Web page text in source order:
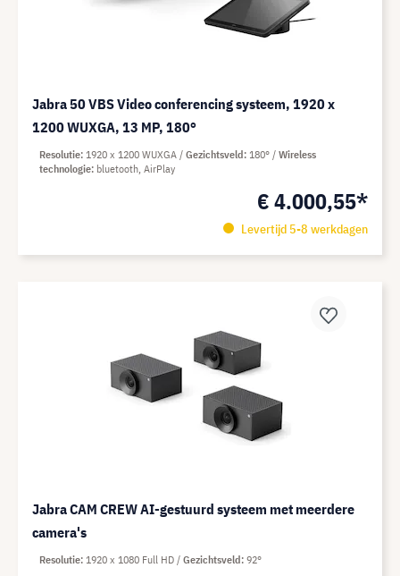
Jabra 50 VBS Video conferencing systeem, 1920 x
1200 WUXGA, 13 MP, 180°
€ 4.000,55*
Levertijd 5-8 werkdagen
Resolutie 1920 x 1200 WUXGA Gezichtsveld 180°
Wireless
technologie bluetooth, AirPlay
Jabra CAM CREW AI-gestuurd systeem met meerdere
camera's
Resolutie 1920 x 1080 Full HD Gezichtsveld 92°